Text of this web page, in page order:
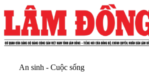
An sinh - Cuộc sống